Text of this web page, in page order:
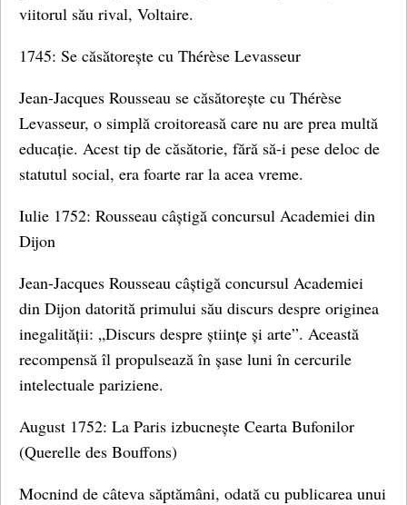
viitorul său rival, Voltaire.
1745: Se căsătorește cu Thérèse Levasseur
Jean-Jacques Rousseau se căsătorește cu Thérèse
Levasseur, o simplă croitoreasă care nu are prea multă
educație. Acest tip de căsătorie, fără să-i pese deloc de
statutul social, era foarte rar la acea vreme.
Iulie 1752: Rousseau câștigă concursul Academiei din
Dijon
Jean-Jacques Rousseau câștigă concursul Academiei
din Dijon datorită primului său discurs despre originea
inegalității: „Discurs despre științe și arte”. Această
recompensă îl propulsează în șase luni în cercurile
intelectuale pariziene.
August 1752: La Paris izbucnește Cearta Bufonilor
(Querelle des Bouffons)
Mocnind de câteva săptămâni, odată cu publicarea unui